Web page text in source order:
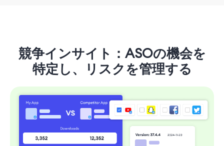
競争インサイト：ASOの機会を
特定し、リスクを管理する